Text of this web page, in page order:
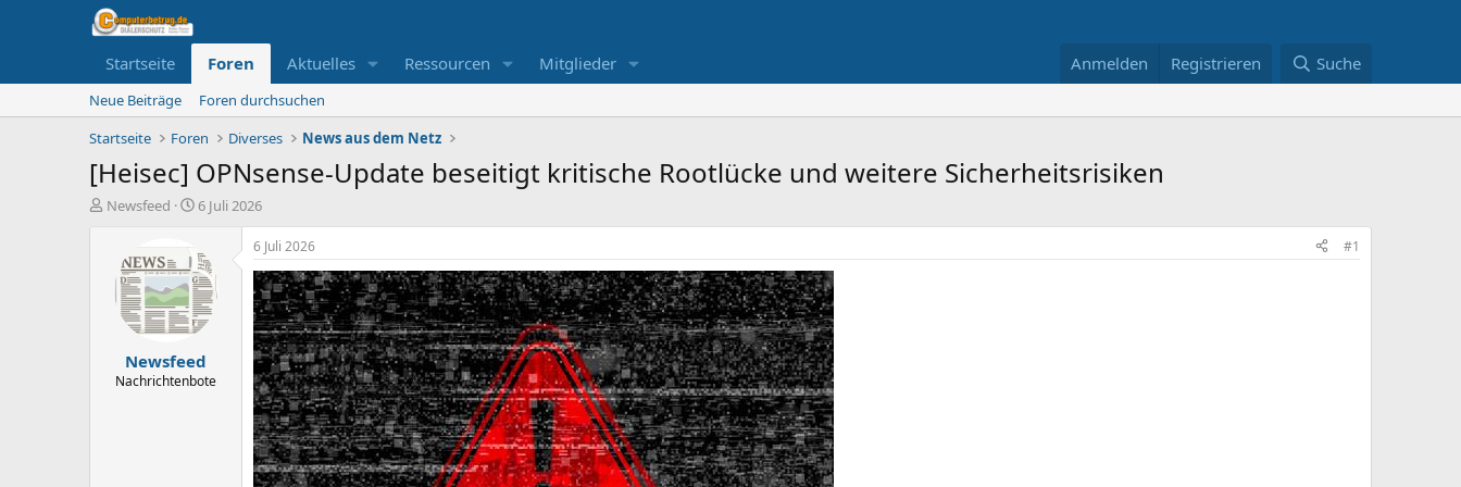
Startseite Foren Aktuelles Ressourcen Mitglieder Anmelden Registrieren Suche
Neue Beiträge
Foren durchsuchen
Startseite
Foren Diverses News aus dem Netz
[Heisec] OPNsense-Update beseitigt kritische Rootlücke und weitere Sicherheitsrisiken
E
Newsfeed
E
t
e
l
l
a
m
6 Juli 2026
Newsfeed
Nachrichtenbote
6 Juli 2026 #1